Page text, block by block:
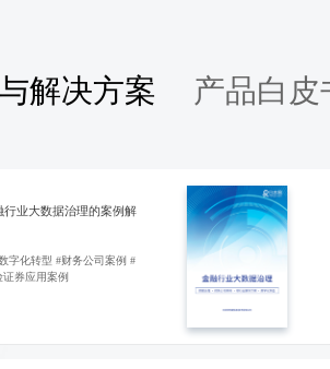
解决方案 产品白
业大数据治理的案例解
字化转型 #财务公司案例 #
券应用案例